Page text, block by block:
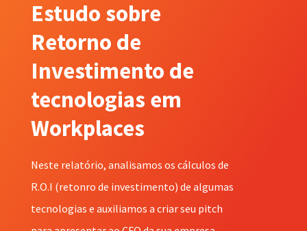
Estudo sobre
Retorno de
Investimento de
tecnologias em
Workplaces
Neste relatório, analisamos os cálculos de
R.O.I (retonro de investimento) de algumas
tecnologias e auxiliamos a criar seu pitch